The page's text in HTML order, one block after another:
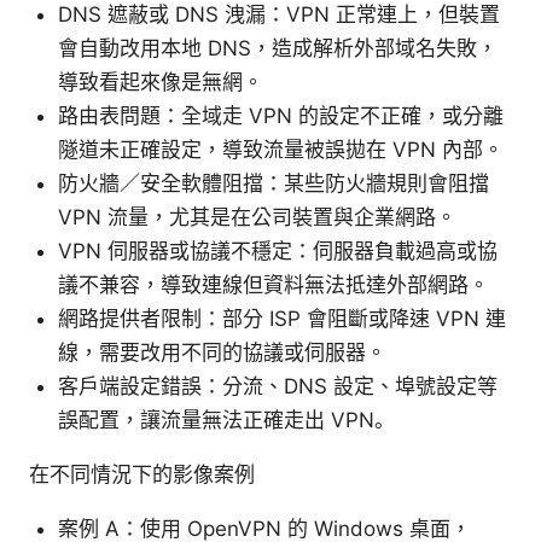
DNS 遮蔽或 DNS 洩漏：VPN 正常連上，但裝置
會自動改用本地 DNS，造成解析外部域名失敗，
導致看起來像是無網。
路由表問題：全域走 VPN 的設定不正確，或分離
隧道未正確設定，導致流量被誤拋在 VPN 內部。
防火牆／安全軟體阻擋：某些防火牆規則會阻擋
VPN 流量，尤其是在公司裝置與企業網路。
VPN 伺服器或協議不穩定：伺服器負載過高或協
議不兼容，導致連線但資料無法抵達外部網路。
網路提供者限制：部分 ISP 會阻斷或降速 VPN 連
線，需要改用不同的協議或伺服器。
客戶端設定錯誤：分流、DNS 設定、埠號設定等
誤配置，讓流量無法正確走出 VPN。
在不同情況下的影像案例
案例 A：使用 OpenVPN 的 Windows 桌面，